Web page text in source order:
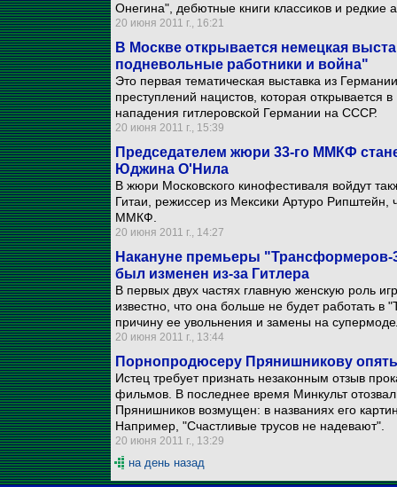
Онегина", дебютные книги классиков и редкие
20 июня 2011 г., 16:21
В Москве открывается немецкая
подневольные работники и война"
Это первая тематическая выставка из
преступлений нацистов, которая
нападения гитлеровской Германии на СССР.
20 июня 2011 г., 15:39
Председателем жюри 33-го ММКФ
Юджина О'Нила
В жюри Московского кинофестиваля войдут
Гитаи, режиссер из Мексики Артуро Рипштейн,
ММКФ.
20 июня 2011 г., 14:27
Накануне премьеры "Трансформеров-
был изменен из-за Гитлера
В первых двух частях главную женскую роль
известно, что она больше не будет работать
причину ее увольнения и замены на
20 июня 2011 г., 13:44
Порнопродюсеру Прянишникову
Истец требует признать незаконным отзыв
фильмов. В последнее время Минкульт
Прянишников возмущен: в названиях его
Например, "Счастливые трусов не надевают".
20 июня 2011 г., 13:29
на день назад